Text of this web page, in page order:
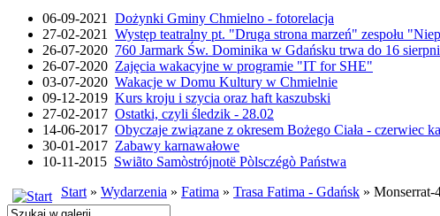
06-09-2021 Dożynki Gminy Chmielno - fotorelacja
27-02-2021 Występ teatralny pt. "Druga strona marzeń" zespołu
26-07-2020 760 Jarmark Św. Dominika w Gdańsku trwa do 16
26-07-2020 Zajęcia wakacyjne w programie "IT for SHE"
03-07-2020 Wakacje w Domu Kultury w Chmielnie
09-12-2019 Kurs kroju i szycia oraz haft kaszubski
27-02-2017 Ostatki, czyli śledzik - 28.02
14-06-2017 Obyczaje związane z okresem Bożego Ciała - czerwiec
30-01-2017 Zabawy karnawałowe
10-11-2015 Swiãto Samòstrójnotë Pòlsczégò Państwa
Start» Wydarzenia » Fatima » Trasa Fatima - Gdańsk » Monserrat-